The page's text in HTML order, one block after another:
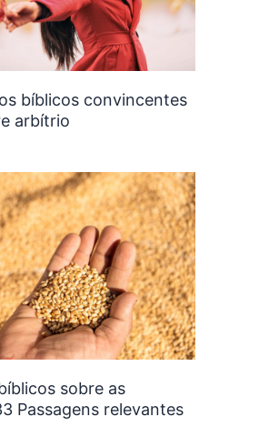
bíblicos convincentes
arbítrio
sobre as
Passagens relevantes